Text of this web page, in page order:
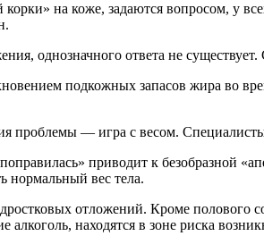
на коже, задаются вопросом, у
однозначного ответа не
подкожных запасов жира во
проблемы — игра с весом.
приводит к безобразной
нормальный вес тела.
отложений. Кроме
находятся в зоне риска